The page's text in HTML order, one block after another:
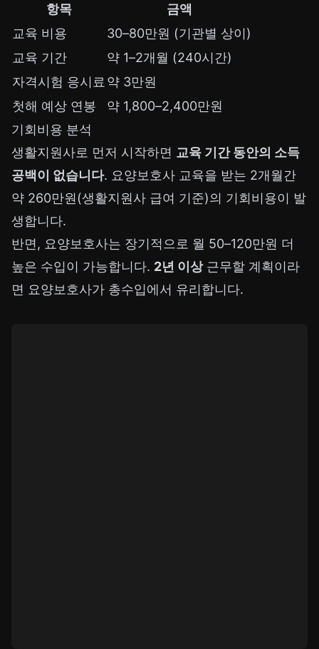
항목
금액
교육 비용
30–80만원 (기관별 상이)
교육 기간
약 1–2개월 (240시간)
자격시험 응시료약 3만원
첫해 예상 연봉
약 1,800–2,400만원
기회비용 분석
생활지원사로 먼저 시작하면 교육 기간 동안의 소득
공백이 없습니다. 요양보호사 교육을 받는 2개월간
약 260만원(생활지원사 급여 기준)의 기회비용이 발
생합니다.
반면, 요양보호사는 장기적으로 월 50–120만원 더
높은 수입이 가능합니다. 2년 이상근무할 계획이라
면 요양보호사가 총수입에서 유리합니다.